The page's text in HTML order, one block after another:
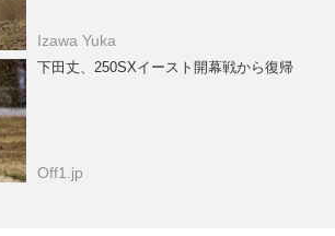
Izawa Yuka
下田丈、250SXイースト開幕戦から復帰
Off1.jp